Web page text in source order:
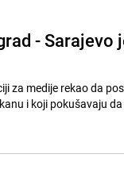
- Sarajevo
za medije rekao da
i koji pokušavaju